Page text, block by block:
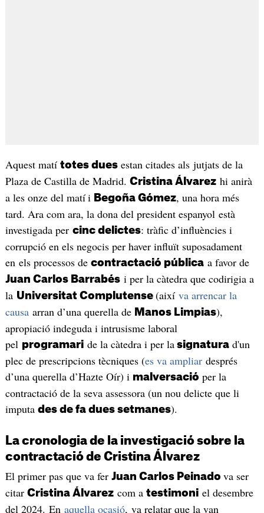
Aquest matí totes duesestan citades als jutjats de la
Plaza de Castilla de Madrid. Cristina Álvarezhi anirà
a les onze del matíi Begoña Gómez, una hora més
tard. Ara com ara, la dona del president espanyol està
investigada per cinc delictes: tràfic d’influències i
corrupció en els negocis per haver influït suposadament
en els processos de contractació públicaa favor de
Juan Carlos Barrabési per la càtedra que codirigia a
la Universitat Complutense (així va arrencar la
causaarran d’una querella de Manos Limpias),
apropiació indeguda i intrusisme laboral
pel programaride la càtedra i per lasignaturad'un
plec de prescripcions tècniques (es va ampliardesprés
d’una querella d’Hazte Oír) i malversació per la
contractació de la seva assessora (un nou delicte que li
imputa des de fa dues setmanes).
La cronologia de la investigació sobre la
contractació de Cristina Álvarez
El primer pas que va fer Juan Carlos Peinado va ser
citar Cristina Álvarezcom a testimoniel desembre
del 2024. En aquella ocasió, va relatar que la van